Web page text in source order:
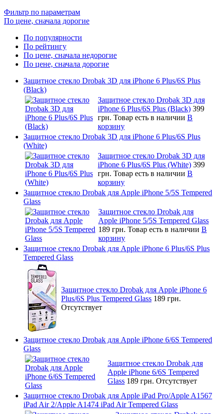
Фильтр по параметрам
По цене, сначала дорогие
По популярности
По рейтингу
По цене, сначала недорогие
По цене, сначала дорогие
Защитное стекло Drobak 3D для iPhone 6 Plus/6S Plus
(Black)
Защитное стекло Drobak 3D для
iPhone 6 Plus/6S Plus (Black) 399
грн. Товар есть в наличии В
корзину
Защитное стекло Drobak 3D для iPhone 6 Plus/6S Plus
(White)
Защитное стекло Drobak 3D для
iPhone 6 Plus/6S Plus (White) 399
грн. Товар есть в наличии В
корзину
Защитное стекло Drobak для Apple iPhone 5/5S Tempered
Glass
Защитное стекло Drobak для
Apple iPhone 5/5S Tempered Glass
189 грн. Товар есть в наличии В
корзину
Защитное стекло Drobak для Apple iPhone 6 Plus/6S Plus
Tempered Glass
Защитное стекло Drobak для Apple iPhone 6
Plus/6S Plus Tempered Glass 189 грн.
Отсутствует
Защитное стекло Drobak для Apple iPhone 6/6S Tempered
Glass
Защитное стекло Drobak для
Apple iPhone 6/6S Tempered
Glass 189 грн. Отсутствует
Защитное стекло Drobak для Apple iPad Pro/Apple A1567
iPad Air 2/Apple A1474 iPad Air Tempered Glass